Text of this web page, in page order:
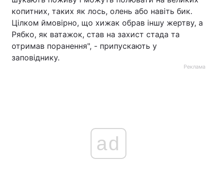
копитних, таких як лось, олень або навіть бик.
Цілком ймовірно, що хижак обрав іншу жертву, а
Рябко, як ватажок, став на захист стада та
отримав поранення", - припускають у
заповіднику.
Реклама
ad